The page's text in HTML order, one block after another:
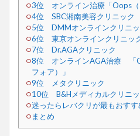
3位 オンライン治療「Oops（
4位 SBC湘南美容クリニック
5位 DMMオンラインクリニッ
6位 東京オンラインクリニッ
7位 Dr.AGAクリニック
8位 オンラインAGA治療 「
フォア）」
9位 メタクリニック
10位 B&Hメディカルクリニ
迷ったらレバクリが最もおすす
まとめ